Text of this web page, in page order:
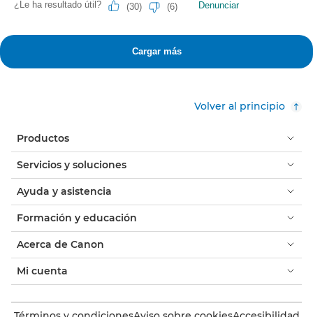
Volver al principio
Productos
Servicios y soluciones
Ayuda y asistencia
Formación y educación
Acerca de Canon
Mi cuenta